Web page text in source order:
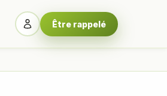
Être rappelé